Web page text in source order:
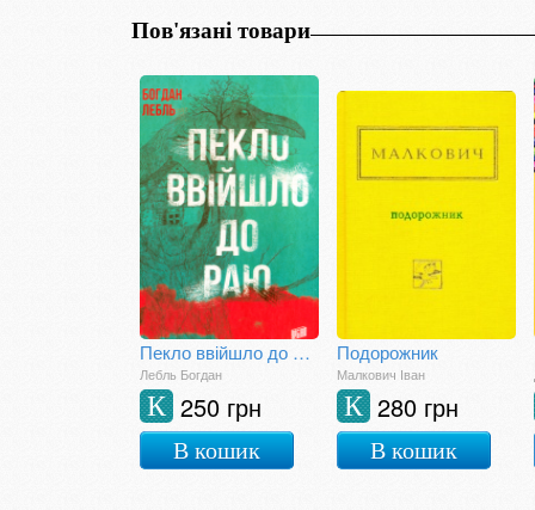
Пов'язані товари
Пекло ввійшло до раю
Лебль Богдан
250 грн
К
В кошик
Подорожник
Малкович Іван
280 грн
К
В кошик